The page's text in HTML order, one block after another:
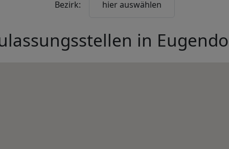
Bezirk: hier auswählen
in